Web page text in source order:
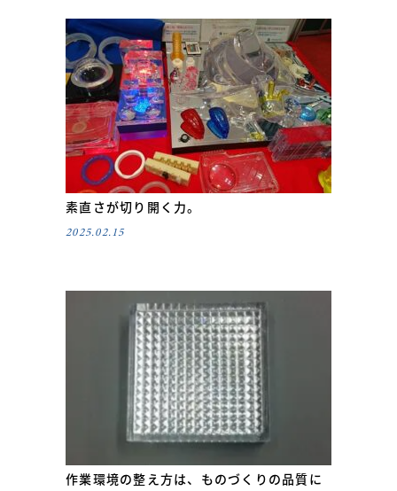
素直さが切り開く力。
2025.02.15
作業環境の整え方は、ものづくりの品質に